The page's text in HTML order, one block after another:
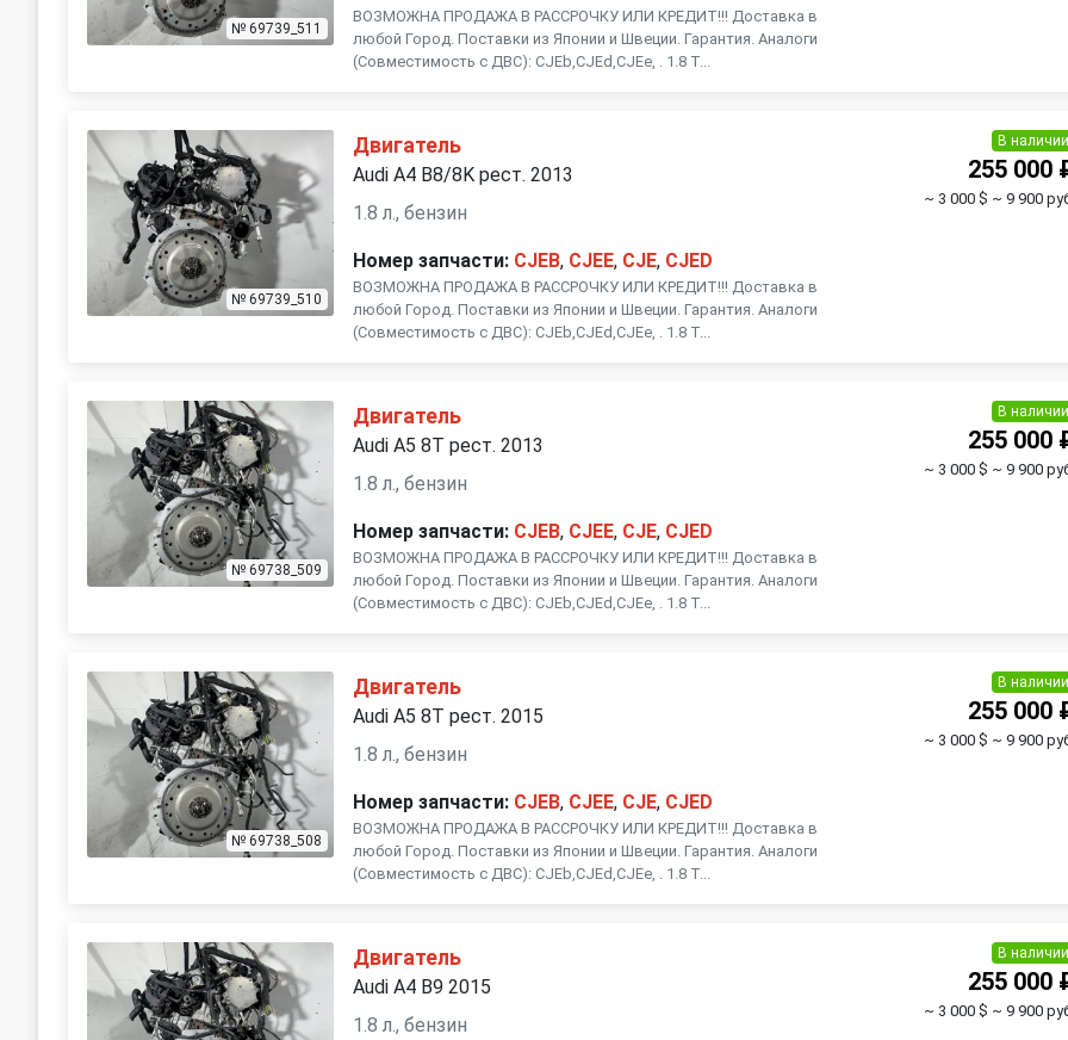
№ 69739_511
ВОЗМОЖНА ПРОДАЖА В РАССРОЧКУ ИЛИ КРЕДИТ!!! Доставка в
любой Город. Поставки из Японии и Швеции. Гарантия. Аналоги
(Совместимость с ДВС): CJEb,CJEd,CJEe, . 1.8 Т...
№ 69739_510
Двигатель
Audi A4 B8/8K рест. 2013
1.8 л., бензин
Номер запчасти: CJEB, CJEE, CJE, CJED
ВОЗМОЖНА ПРОДАЖА В РАССРОЧКУ ИЛИ КРЕДИТ!!! Доставка в
любой Город. Поставки из Японии и Швеции. Гарантия. Аналоги
(Совместимость с ДВС): CJEb,CJEd,CJEe, . 1.8 Т...
В наличии
255 000
~ 3 000 $ ~ 9 900
№ 69738_509
Двигатель
Audi A5 8T рест. 2013
1.8 л., бензин
Номер запчасти: CJEB, CJEE, CJE, CJED
ВОЗМОЖНА ПРОДАЖА В РАССРОЧКУ ИЛИ КРЕДИТ!!! Доставка в
любой Город. Поставки из Японии и Швеции. Гарантия. Аналоги
(Совместимость с ДВС): CJEb,CJEd,CJEe, . 1.8 Т...
В наличии
255 000
~ 3 000 $ ~ 9 900
№ 69738_508
Двигатель
Audi A5 8T рест. 2015
1.8 л., бензин
Номер запчасти: CJEB, CJEE, CJE, CJED
ВОЗМОЖНА ПРОДАЖА В РАССРОЧКУ ИЛИ КРЕДИТ!!! Доставка в
любой Город. Поставки из Японии и Швеции. Гарантия. Аналоги
(Совместимость с ДВС): CJEb,CJEd,CJEe, . 1.8 Т...
В наличии
255 000
~ 3 000 $ ~ 9 900
Двигатель
Audi A4 B9 2015
1.8 л., бензин
В наличии
255 000
~ 3 000 $ ~ 9 900